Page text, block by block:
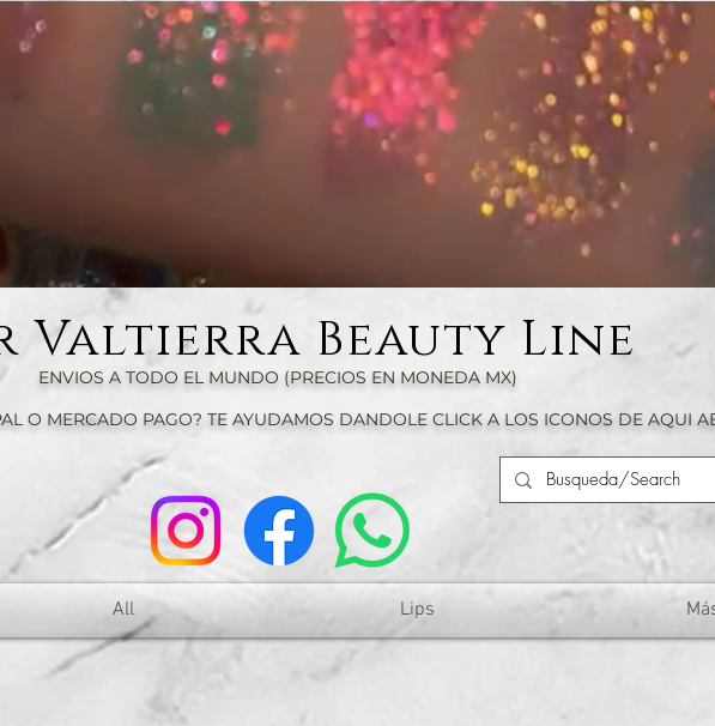
Valtierra Beauty Line
ENVIOS A TODO EL MUNDO (PRECIOS EN MONEDA MX)
O MERCADO PAGO? TE AYUDAMOS DANDOLE CLICK A LOS ICONOS DE AQUI
All Lips